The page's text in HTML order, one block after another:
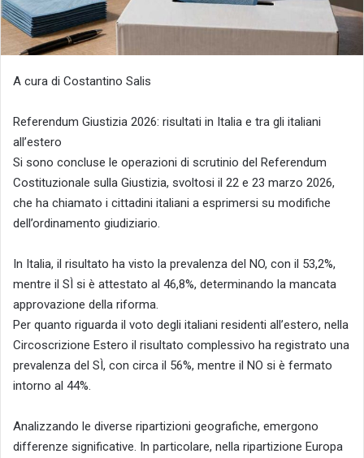
A cura di Costantino Salis
Referendum Giustizia 2026: risultati in Italia e tra gli italiani
all’estero
Si sono concluse le operazioni di scrutinio del Referendum
Costituzionale sulla Giustizia, svoltosi il 22 e 23 marzo 2026,
che ha chiamato i cittadini italiani a esprimersi su modifiche
dell’ordinamento giudiziario.
In Italia, il risultato ha visto la prevalenza del NO, con il 53,2%,
mentre il SÌ si è attestato al 46,8%, determinando la mancata
approvazione della riforma.
Per quanto riguarda il voto degli italiani residenti all’estero, nella
Circoscrizione Estero il risultato complessivo ha registrato una
prevalenza del SÌ, con circa il 56%, mentre il NO si è fermato
intorno al 44%.
Analizzando le diverse ripartizioni geografiche, emergono
differenze significative. In particolare, nella ripartizione Europa